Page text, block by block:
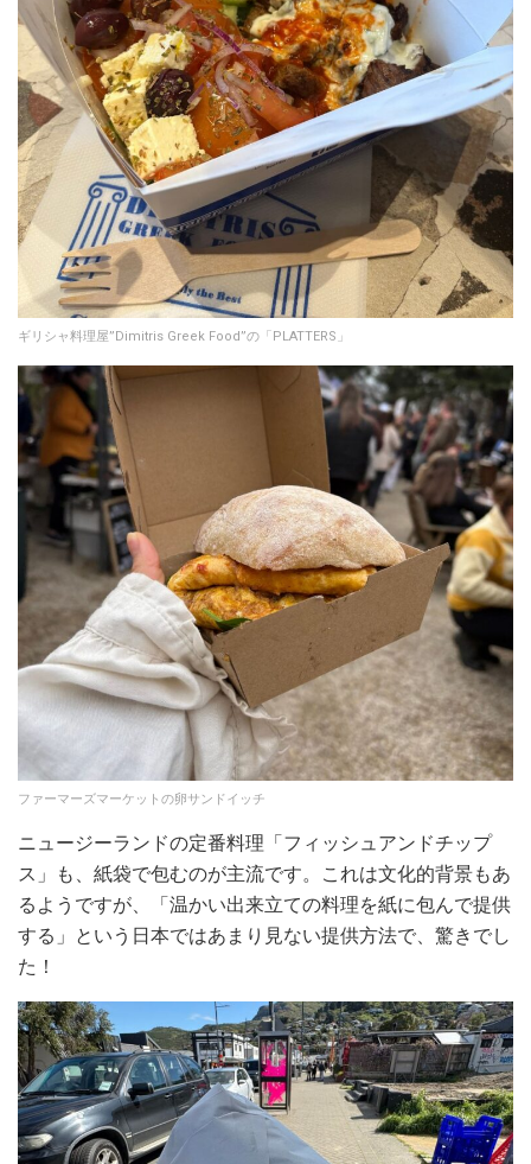
ギリシャ料理屋”Dimitris Greek Food”の「PLATTERS」
ファーマーズマーケットの卵サンドイッチ
ニュージーランドの定番料理「フィッシュアンドチップ
ス」も、紙袋で包むのが主流です。これは文化的背景もあ
るようですが、「温かい出来立ての料理を紙に包んで提供
する」という日本ではあまり見ない提供方法で、驚きでし
た！